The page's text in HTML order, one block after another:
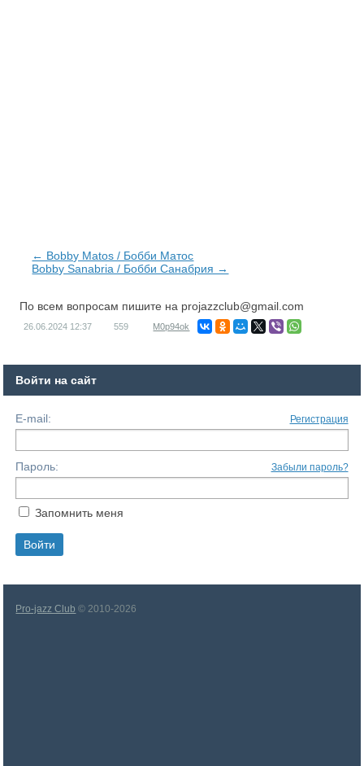
← Bobby Matos / Бобби Матос
Bobby Sanabria / Бобби Санабрия →
По всем вопросам пишите на projazzclub@gmail.com
26.06.2024 12:37 559 M0p94ok
Войти на сайт
E-mail: Регистрация
Пароль: Забыли пароль?
Запомнить меня
Pro-jazz Club © 2010-2026